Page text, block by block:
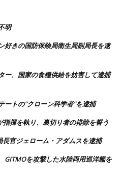
明
好きの国防保険局衛生局副局長を逮
ー、国家の食糧供給を妨害して逮捕
ートの”クローン科学者”を逮捕
指揮を執り、裏切り者の排除を誓う
長官ジェローム・アダムスを逮捕
GITMOを攻撃した水陸両用巡洋艦を